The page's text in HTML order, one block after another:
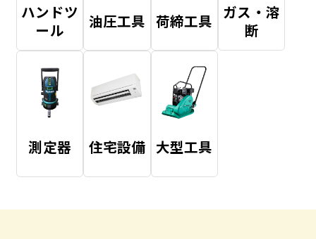
ハンドツ
ール
油圧工具 荷締工具
ガス・溶
断
測定器 住宅設備 大型工具